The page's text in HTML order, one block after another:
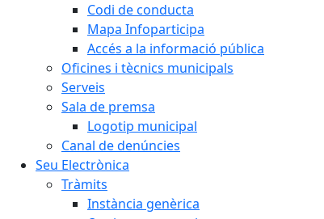
Codi de conducta
Mapa Infoparticipa
Accés a la informació pública
Oficines i tècnics municipals
Serveis
Sala de premsa
Logotip municipal
Canal de denúncies
Seu Electrònica
Tràmits
Instància genèrica